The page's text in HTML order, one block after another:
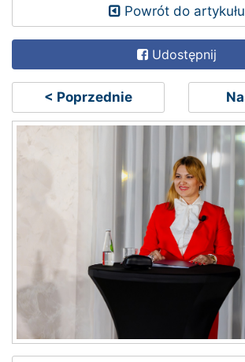
Powrót do artykułu
Udostępnij
< Poprzednie